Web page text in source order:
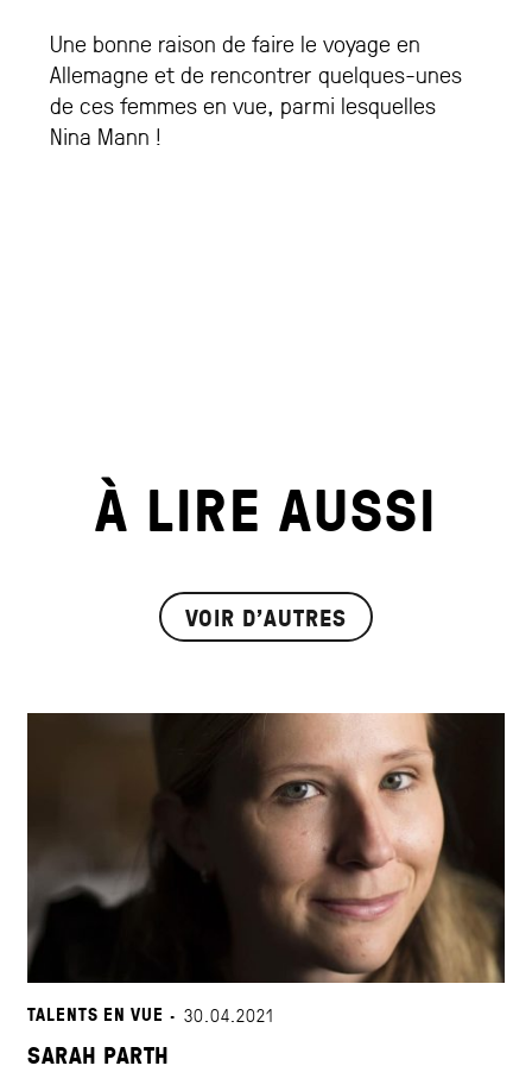
Une bonne raison de faire le voyage en
Allemagne et de rencontrer quelques-unes
de ces femmes en vue, parmi lesquelles
Nina Mann !
À LIRE AUSSI
VOIR D'AUTRES
TALENTS EN VUE · 30.04.2021
SARAH PARTH